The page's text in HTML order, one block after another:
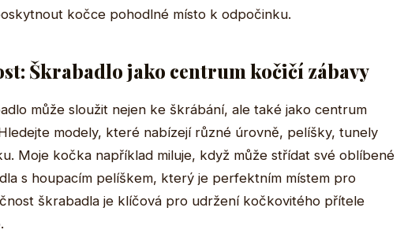
kočce pohodlné místo k odpočinku.
Škrabadlo jako centrum kočičí zábavy
může sloužit nejen ke škrábání, ale také jako centrum
modely, které nabízejí různé úrovně, pelíšky, tunely
Moje kočka například miluje, když může střídat své oblíbené
s houpacím pelíškem, který je perfektním místem pro
škrabadla je klíčová pro udržení kočkovitého přítele